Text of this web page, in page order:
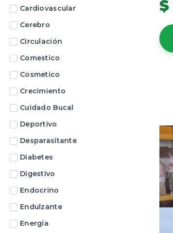
Cardiovascular
Cerebro
Circulación
Comestico
Cosmetico
Crecimiento
Cuidado Bucal
Deportivo
Desparasitante
Diabetes
Digestivo
Endocrino
Endulzante
Energía
$